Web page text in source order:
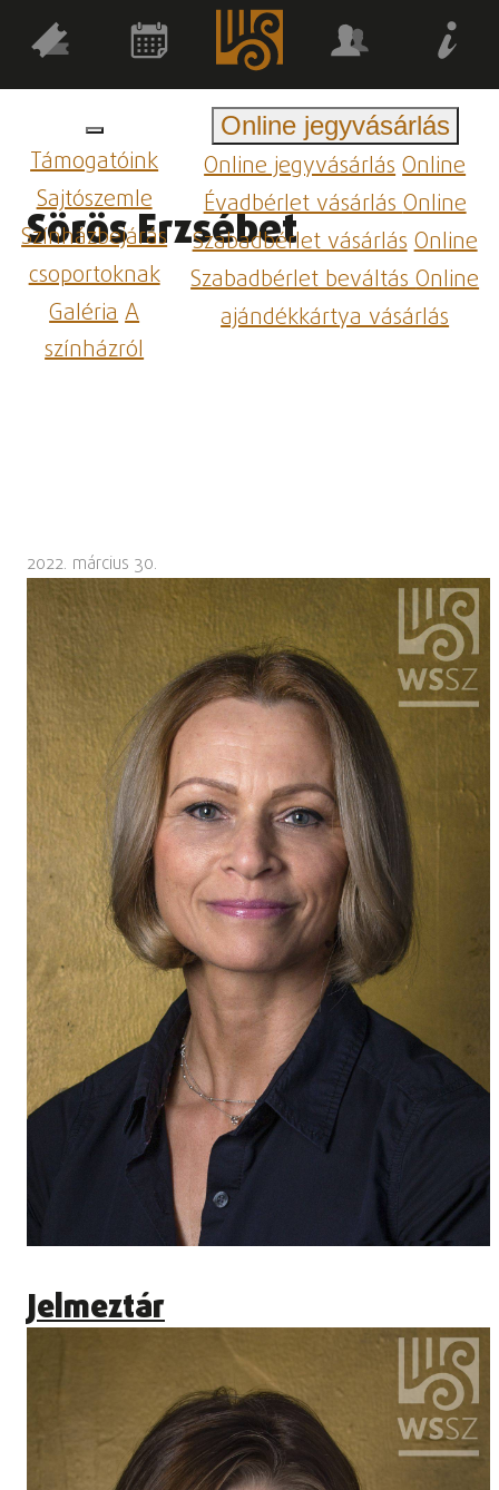
Támogatóink
Sajtószemle
Színházbejárás
csoportoknak
GalériaA
színházról
Online jegyvásárlás
Online jegyvásárlásOnline
Évadbérlet vásárlásOnline
Szabadbérlet vásárlásOnline
Szabadbérlet beváltásOnline
ajándékkártya vásárlás
Sörös Erzsébet
2022. március 30.
Jelmeztár